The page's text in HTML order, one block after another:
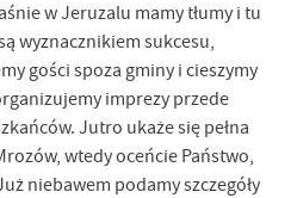
w Jeruzalu mamy tłumy i tu
wyznacznikiem sukcesu,
gości spoza gminy i cieszymy
imprezy przede
Jutro ukaże się pełna
wtedy oceńcie Państwo,
niebawem podamy szczegóły